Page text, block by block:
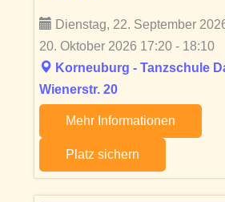
Dienstag, 22. September
20. Oktober 2026 17:20 - 18:10
Korneuburg - Tanzschule
Wienerstr. 20
Mehr Informationen
Platz sichern